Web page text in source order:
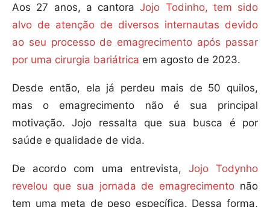
Aos 27 anos, a cantora Jojo Todinho, tem sido
alvo de atenção de diversos internautas devido
ao seu processo de emagrecimento após passar
por uma cirurgia bariátrica em agosto de 2023.
Desde então, ela já perdeu mais de 50 quilos,
mas o emagrecimento não é sua principal
motivação. Jojo ressalta que sua busca é por
saúde e qualidade de vida.
De acordo com uma entrevista, Jojo Todynho
revelou que sua jornada de emagrecimento não
tem uma meta de peso específica. Dessa forma,